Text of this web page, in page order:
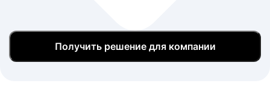
Получить решение для компании